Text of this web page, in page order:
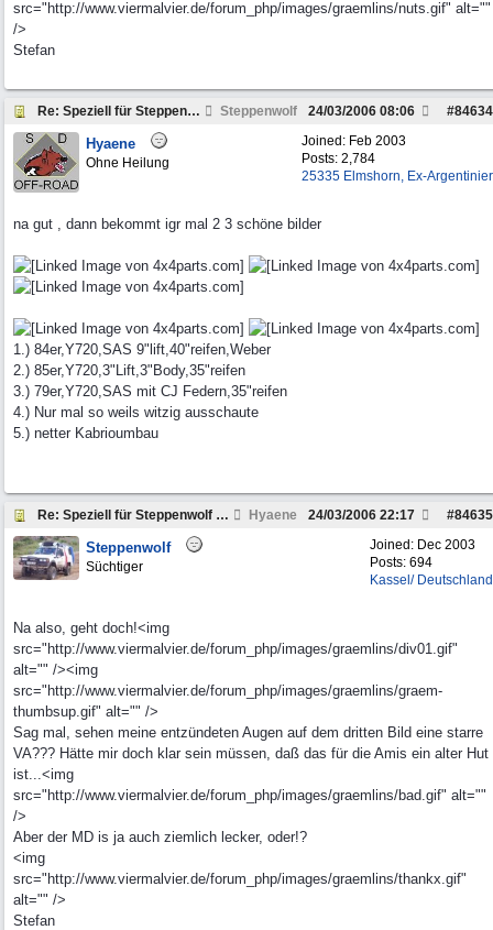
src="http://www.viermalvier.de/forum_php/images/graemlins/nuts.gif" alt=""
/>
Stefan
Re: Speziell für Steppenwolf und andere Pickup Fre Steppenwolf #84634
24/03/2006 08:06
Joined: Feb 2003
Posts: 2,784
25335 Elmshorn, Ex-Argentinier
Hyaene
Ohne Heilung
na gut , dann bekommt igr mal 2 3 schöne bilder
1.) 84er,Y720,SAS 9"lift,40"reifen,Weber
2.) 85er,Y720,3"Lift,3"Body,35"reifen
3.) 79er,Y720,SAS mit CJ Federn,35"reifen
4.) Nur mal so weils witzig ausschaute
5.) netter Kabrioumbau
Re: Speziell für Steppenwolf und andere Pickup Fre Hyaene #84635
24/03/2006 22:17
Joined: Dec 2003
Posts: 694
Kassel/ Deutschland
Steppenwolf
Süchtiger
Na also, geht doch!<img
src="http://www.viermalvier.de/forum_php/images/graemlins/div01.gif"
alt="" /><img
src="http://www.viermalvier.de/forum_php/images/graemlins/graem-
thumbsup.gif" alt="" />
Sag mal, sehen meine entzündeten Augen auf dem dritten Bild eine starre
VA??? Hätte mir doch klar sein müssen, daß das für die Amis ein alter Hut
ist...<img
src="http://www.viermalvier.de/forum_php/images/graemlins/bad.gif" alt=""
/>
Aber der MD is ja auch ziemlich lecker, oder!?
<img
src="http://www.viermalvier.de/forum_php/images/graemlins/thankx.gif"
alt="" />
Stefan